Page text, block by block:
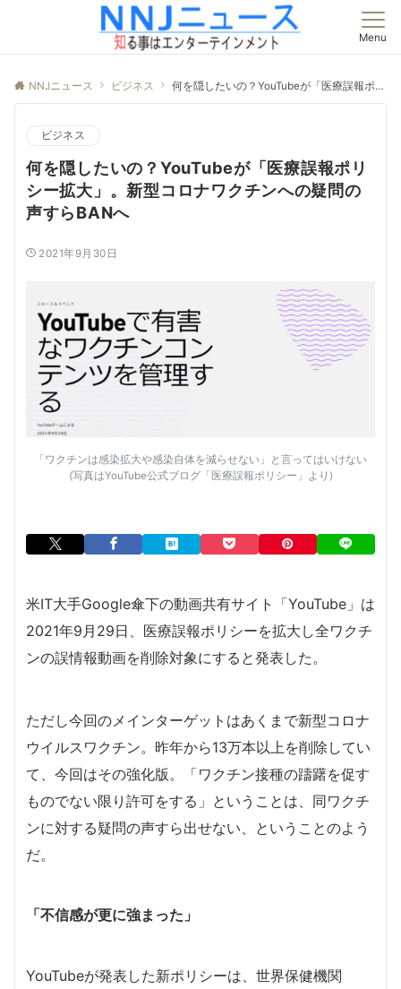
Menu
NNJニュース ビジネス 何を隠したいの？YouTubeが「医療誤報ポリシー拡大」。新型コロナワクチンへの疑問の声すらBANへ
ビジネス
何を隠したいの？YouTubeが「医療誤報ポリ
シー拡大」。新型コロナワクチンへの疑問の
声すらBANへ
2021年9月30日
「ワクチンは感染拡大や感染自体を減らせない」と言ってはいけない
(写真はYouTube公式ブログ「医療誤報ポリシー」より)
米IT大手Google傘下の動画共有サイト「YouTube」は
2021年9月29日、医療誤報ポリシーを拡大し全ワクチ
ンの誤情報動画を削除対象にすると発表した。
ただし今回のメインターゲットはあくまで新型コロナ
ウイルスワクチン。昨年から13万本以上を削除してい
て、今回はその強化版。「ワクチン接種の躊躇を促す
ものでない限り許可をする」ということは、同ワクチ
ンに対する疑問の声すら出せない、ということのよう
だ。
「不信感が更に強まった」
YouTubeが発表した新ポリシーは、世界保健機関